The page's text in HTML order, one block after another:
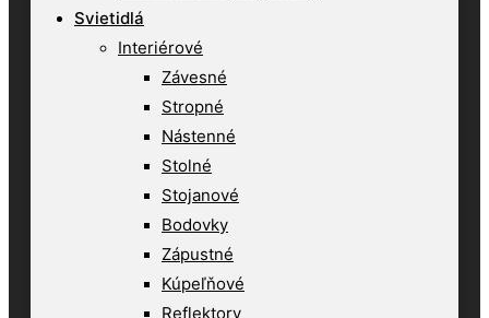
Svietidlá
Interiérové
Závesné
Stropné
Nástenné
Stolné
Stojanové
Bodovky
Zápustné
Kúpeľňové
Reflektory